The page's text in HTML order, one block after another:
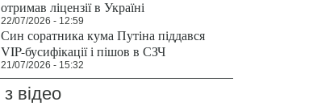
отримав ліцензії в Україні
22/07/2026 - 12:59
Син соратника кума Путіна піддався
VIP-бусифікації і пішов в СЗЧ
21/07/2026 - 15:32
з відео